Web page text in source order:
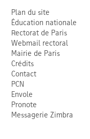
Plan du site
Éducation nationale
Rectorat de Paris
Webmail rectoral
Mairie de Paris
Crédits
Contact
PCN
Envole
Pronote
Messagerie Zimbra